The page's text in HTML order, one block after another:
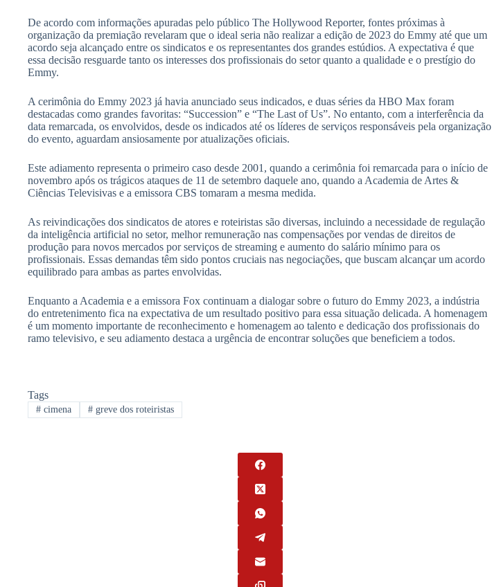
De acordo com informações apuradas pelo público The Hollywood Reporter, fontes próximas à
organização da premiação revelaram que o ideal seria não realizar a edição de 2023 do Emmy até que um
acordo seja alcançado entre os sindicatos e os representantes dos grandes estúdios. A expectativa é que
essa decisão resguarde tanto os interesses dos profissionais do setor quanto a qualidade e o prestígio do
Emmy.
A cerimônia do Emmy 2023 já havia anunciado seus indicados, e duas séries da HBO Max foram
destacadas como grandes favoritas: “Succession” e “The Last of Us”. No entanto, com a interferência da
data remarcada, os envolvidos, desde os indicados até os líderes de serviços responsáveis ​​pela organização
do evento, aguardam ansiosamente por atualizações oficiais.
Este adiamento representa o primeiro caso desde 2001, quando a cerimônia foi remarcada para o início de
novembro após os trágicos ataques de 11 de setembro daquele ano, quando a Academia de Artes &
Ciências Televisivas e a emissora CBS tomaram a mesma medida.
As reivindicações dos sindicatos de atores e roteiristas são diversas, incluindo a necessidade de regulação
da inteligência artificial no setor, melhor remuneração nas compensações por vendas de direitos de
produção para novos mercados por serviços de streaming e aumento do salário mínimo para os
profissionais. Essas demandas têm sido pontos cruciais nas negociações, que buscam alcançar um acordo
equilibrado para ambas as partes envolvidas.
Enquanto a Academia e a emissora Fox continuam a dialogar sobre o futuro do Emmy 2023, a indústria
do entretenimento fica na expectativa de um resultado positivo para essa situação delicada. A homenagem
é um momento importante de reconhecimento e homenagem ao talento e dedicação dos profissionais do
ramo televisivo, e seu adiamento destaca a urgência de encontrar soluções que beneficiem a todos.
Tags
#cimena #greve dos roteiristas